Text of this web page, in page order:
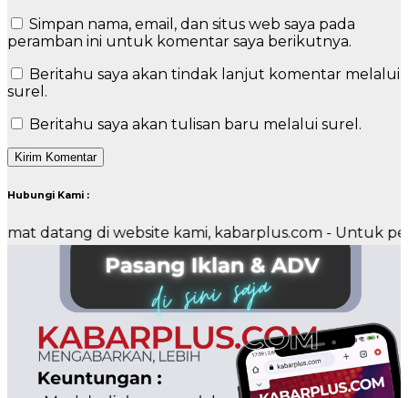
Simpan nama, email, dan situs web saya pada
peramban ini untuk komentar saya berikutnya.
Beritahu saya akan tindak lanjut komentar melalui
surel.
Beritahu saya akan tulisan baru melalui surel.
Hubungi Kami :
di website kami, kabarplus.com - Untuk